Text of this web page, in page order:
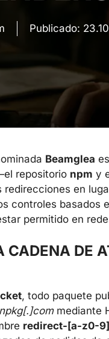
Publicado:
Beamglea
repositorio npm y
en
controles basados
permitido en
DE
, todo paquete
mediante
redirect-[a-z0-